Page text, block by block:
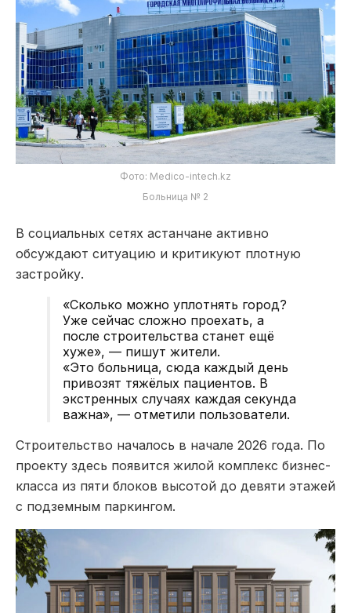
Фото: Medico-intech.kz
Больница № 2
В социальных сетях астанчане активно
обсуждают ситуацию и критикуют плотную
застройку.
«Сколько можно уплотнять город?
Уже сейчас сложно проехать, а
после строительства станет ещё
хуже», — пишут жители.
«Это больница, сюда каждый день
привозят тяжёлых пациентов. В
экстренных случаях каждая секунда
важна», — отметили пользователи.
Строительство началось в начале 2026 года. По
проекту здесь появится жилой комплекс бизнес-
класса из пяти блоков высотой до девяти этажей
с подземным паркингом.